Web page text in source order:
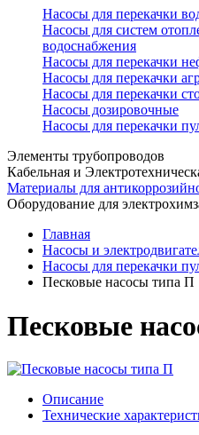
Насосы для перекачки
Насосы для систем
водоснабжения
Насосы для перекачки
Насосы для перекачки
Насосы для перекачки
Насосы дозировочные
Насосы для перекачки
Элементы трубопроводов
Кабельная и
Материалы для
Оборудование для
Главная
Насосы и
Насосы для перекачки
Песковые насосы типа П
Песковые
Описание
Технические